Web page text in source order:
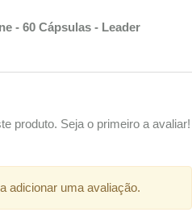
- 60 Cápsulas - Leader
produto. Seja o primeiro a avaliar!
adicionar uma avaliação.